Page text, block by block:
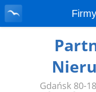
Gdańsk 80-